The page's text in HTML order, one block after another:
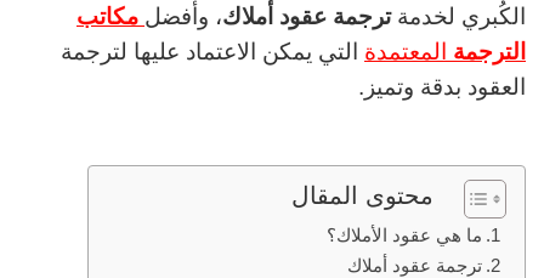
الكُبري لخدمةترجمة عقود أملاك، وأفضل مكاتب
الترجمة المعتمدة التي يمكن الاعتماد عليها لترجمة
العقود بدقة وتميز.
محتوى المقال
ما هي عقود الأملاك؟
ترجمة عقود أملاك